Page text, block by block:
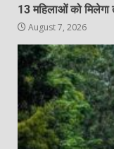
13 महिलाओं को मिलेगा
August 7, 2026